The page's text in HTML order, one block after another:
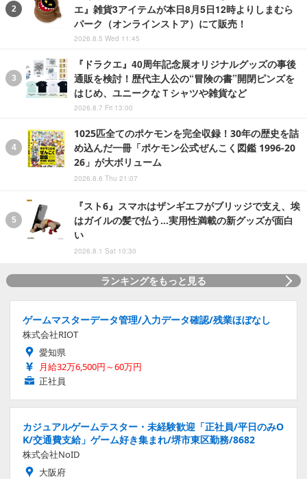
エ』雑貨3アイテムが本日8月5日12時よりしまむら
パーク（オンラインストア）にて販売！
2026.8.5 Wed 11:45
『ドラクエ』40周年記念展オリジナルグッズの事後
通販を検討！歴代主人公の“冒険の書”開閉ピンズを
はじめ、ユニークなＴシャツや雑貨など
2026.8.7 Fri 13:00
1025匹全てのポケモンを完全収録！30年の歴史を詰
め込んだ一冊「ポケモン公式ぜんこく図鑑 1996-20
26」が大ボリューム
2026.8.6 Thu 21:07
『スト6』スマホはザンギエフがブリッジで支え、埃
はガイルの髪で払う…実用性満載の新グッズが面白
い
2026.8.1 Sat 10:30
ランキングをもっと見る
ゲームマスターデータ管理/入力データ確認/残業ほぼなし
株式会社RIOT
愛知県
月給32万6,500円～60万円
正社員
カジュアルゲームテスター・未経験歓迎「正社員/平日のみO
K/交通費支給」ゲーム好き集まれ/堺市東区勤務/8682
株式会社NoID
大阪府